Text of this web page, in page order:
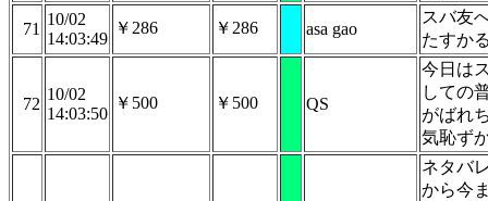
71
10/02
14:03:49
￥286 ￥286 asa gao
スバ友
たすか
72
10/02
14:03:50
￥500 ￥500 QS
今日は
しての
がばれ
気恥ず
ネタバ
から今